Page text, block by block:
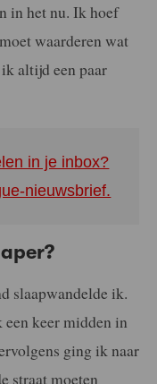
in het nu. Ik hoef
waarderen wat
altijd een paar
in je inbox?
nieuwsbrief.
slaapwandelde ik.
keer midden in
ging ik naar
straat moeten